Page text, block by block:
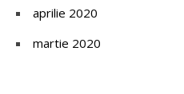
aprilie 2020
martie 2020